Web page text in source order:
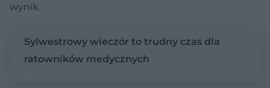
wynik.
Sylwestrowy wieczór to trudny czas dla
ratowników medycznych